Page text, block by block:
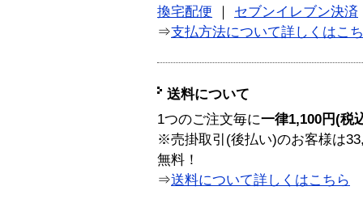
換宅配便
セブンイレブン決済
⇒支払方法について詳しくはこ
送料について
1つのご注文毎に一律1,100円(税
※売掛取引(後払い)のお客様は
無料！
⇒送料について詳しくはこちら